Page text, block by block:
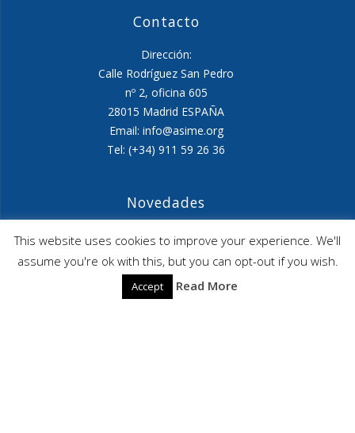
Contacto
Dirección:
Calle Rodríguez San Pedro
nº 2, oficina 605
28015 Madrid ESPAÑA
Email: info@asime.org
Tel: (+34) 911 59 26 36
Novedades
Agenda ASIME-Ultimo trimestre 2026
ASIME celebrará en diciembre una nueva edición de
sus jornadas
This website uses cookies to improve your experience. We'll
assume you're ok with this, but you can opt-out if you wish.
Accept Read More